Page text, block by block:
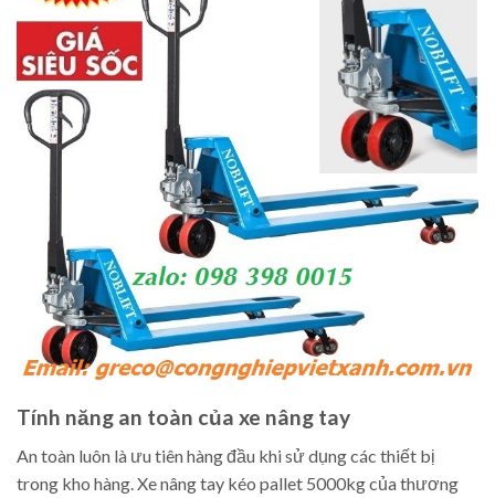
Tính năng an toàn của xe nâng tay
An toàn luôn là ưu tiên hàng đầu khi sử dụng các thiết bị
trong kho hàng. Xe nâng tay kéo pallet 5000kg của thương